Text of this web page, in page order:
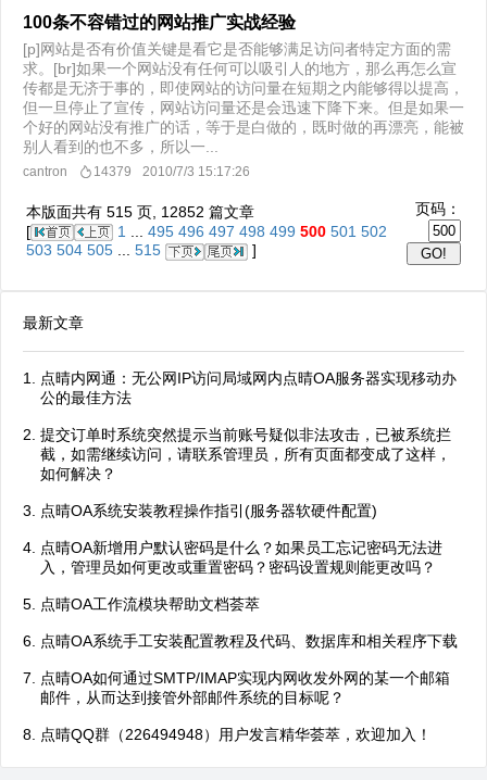
100条不容错过的网站推广实战经验
[p]网站是否有价值关键是看它是否能够满足访问者特定方面的需
求。[br]如果一个网站没有任何可以吸引人的地方，那么再怎么宣
传都是无济于事的，即使网站的访问量在短期之内能够得以提高，
但一旦停止了宣传，网站访问量还是会迅速下降下来。但是如果一
个好的网站没有推广的话，等于是白做的，既时做的再漂亮，能被
别人看到的也不多，所以一...
cantron 14379 2010/7/3 15:17:26
本版面共有 515 页, 12852 篇文章
[
1 495 496 497 498 499 500 501 502
503 504 505 ... 515 ]
页码：
最新文章
点晴内网通：无公网IP访问局域网内点晴OA服务器实现移动办
公的最佳方法
提交订单时系统突然提示当前账号疑似非法攻击，已被系统拦
截，如需继续访问，请联系管理员，所有页面都变成了这样，
如何解决？
点晴OA系统安装教程操作指引(服务器软硬件配置)
点晴OA新增用户默认密码是什么？如果员工忘记密码无法进
入，管理员如何更改或重置密码？密码设置规则能更改吗？
点晴OA工作流模块帮助文档荟萃
点晴OA系统手工安装配置教程及代码、数据库和相关程序下载
点晴OA如何通过SMTP/IMAP实现内网收发外网的某一个邮箱
邮件，从而达到接管外部邮件系统的目标呢？
点晴QQ群（226494948）用户发言精华荟萃，欢迎加入！